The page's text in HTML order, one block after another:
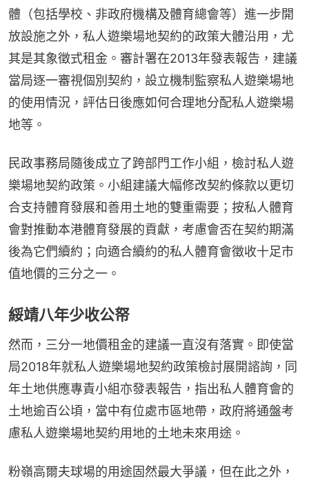
體（包括學校、非政府機構及體育總會等）進一步開
放設施之外，私人遊樂場地契約的政策大體沿用，尤
其是其象徵式租金。審計署在2013年發表報告，建議
當局逐一審視個別契約，設立機制監察私人遊樂場地
的使用情況，評估日後應如何合理地分配私人遊樂場
地等。
民政事務局隨後成立了跨部門工作小組，檢討私人遊
樂場地契約政策。小組建議大幅修改契約條款以更切
合支持體育發展和善用土地的雙重需要；按私人體育
會對推動本港體育發展的貢獻，考慮會否在契約期滿
後為它們續約；向適合續約的私人體育會徵收十足市
值地價的三分之一。
綏靖八年少收公帑
然而，三分一地價租金的建議一直沒有落實。即使當
局2018年就私人遊樂場地契約政策檢討展開諮詢，同
年土地供應專責小組亦發表報告，指出私人體育會的
土地逾百公頃，當中有位處市區地帶，政府將通盤考
慮私人遊樂場地契約用地的土地未來用途。
粉嶺高爾夫球場的用途固然最大爭議，但在此之外，